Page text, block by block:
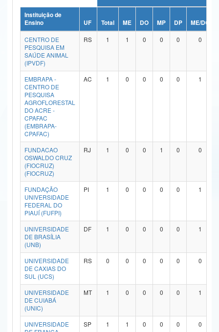
Ministério da Ciência, Tecnologia, Inovações e Comunicações
Ministério do Meio Ambiente
Ministério do Turismo
Ministério do Desenvolvimento Regional
Controladoria-Geral da União
Ministério da Mulher, da Família e dos Direitos Humanos
Secretaria-Geral
Secretaria de Governo
Gabinete de Segurança Institucional
Advocacia-Geral da União
Banco Central do Brasil
Instituição de
Ensino
UF Total ME DO MP DP ME/DO
CENTRO DE
PESQUISA EM
SAÚDE ANIMAL
(IPVDF)
RS 1 1 0 0 0 0
EMBRAPA -
CENTRO DE
PESQUISA
AGROFLORESTAL
DO ACRE -
CPAFAC
(EMBRAPA-
CPAFAC)
AC 1 0 0 0 0 1
FUNDACAO
OSWALDO CRUZ
(FIOCRUZ)
(FIOCRUZ)
RJ 1 0 0 1 0 0
FUNDAÇÃO
UNIVERSIDADE
FEDERAL DO
PIAUÍ (FUFPI)
PI 1 0 0 0 0 1
UNIVERSIDADE
DE BRASÍLIA
(UNB)
DF 1 0 0 0 0 1
UNIVERSIDADE
DE CAXIAS DO
SUL (UCS)
RS 0 0 0 0 0 0
UNIVERSIDADE
DE CUIABÁ
(UNIC)
MT 1 0 0 0 0 1
UNIVERSIDADE
SP 1 1 0 0 0 0